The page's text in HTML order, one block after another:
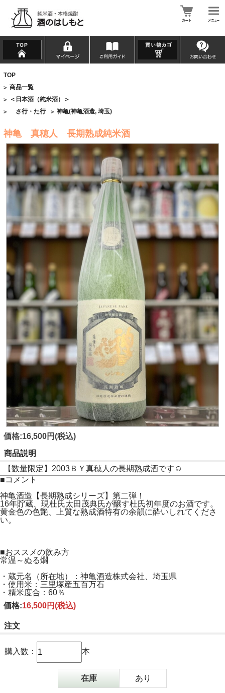
TOP
> 商品一覧
> ＜日本酒（純米酒）＞
> さ行・た行 > 神亀(神亀酒造, 埼玉)
神亀 真穂人 長期熟成純米酒
価格:16,500円(税込)
商品説明
【数量限定】2003ＢＹ真穂人の長期熟成酒です☺
■コメント
神亀酒造【長期熟成シリーズ】第二弾！
16年貯蔵、現杜氏太田茂典氏が醸す杜氏初年度のお酒です。
黄金色の色艶、上質な熟成酒特有の余韻に酔いしれてくださ
い。
■おススメの飲み方
常温～ぬる燗
・蔵元名（所在地）：神亀酒造株式会社、埼玉県
・使用米：三里塚産五百万石
・精米度合：60％
価格:16,500円(税込)
注文
購入数： 本
在庫 あり